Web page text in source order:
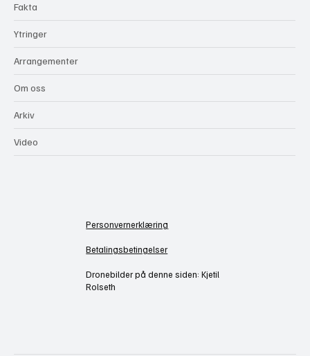
Fakta
Ytringer
Arrangementer
Om oss
Arkiv
Video
Personvernerklæring
Betalingsbetingelser
Dronebilder på denne siden: Kjetil
Rolseth